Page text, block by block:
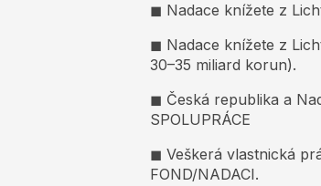
◼ Nadace knížete z
◼ Nadace knížete z
30–35 miliard korun).
◼ Česká republika a
SPOLUPRÁCE
◼ Veškerá vlastnická
FOND/NADACI.